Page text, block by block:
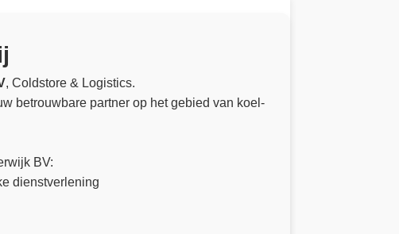
, Coldstore & Logistics.
betrouwbare partner op het gebied van koel-
BV:
dienstverlening